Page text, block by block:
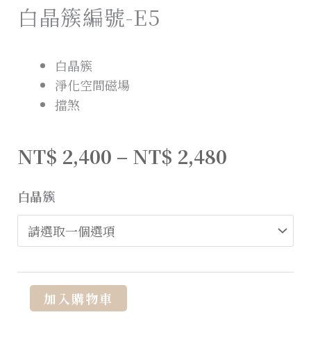
白晶簇編號-E5
白晶簇
淨化空間磁場
擋煞
NT$ 2,400 – NT$ 2,480
白晶簇
加入購物車